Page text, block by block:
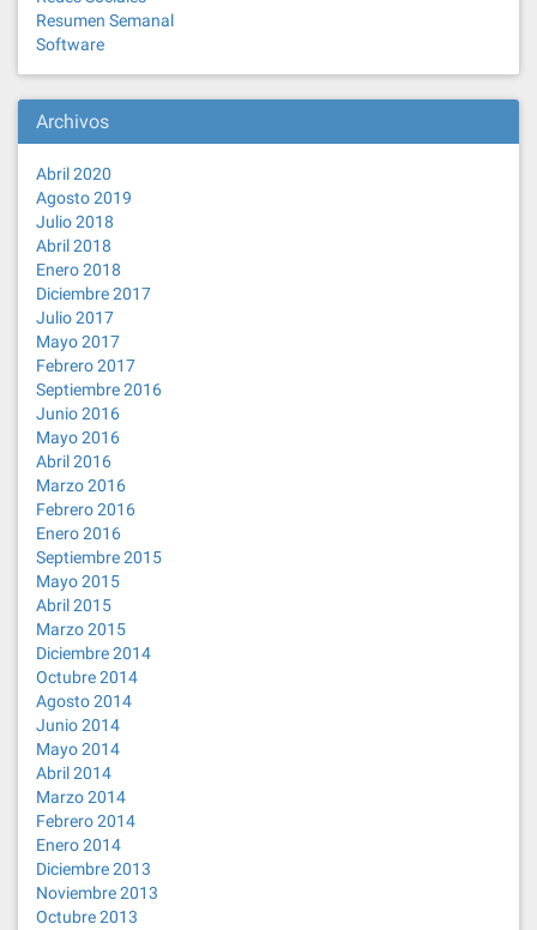
Resumen Semanal
Software
Archivos
Abril 2020
Agosto 2019
Julio 2018
Abril 2018
Enero 2018
Diciembre 2017
Julio 2017
Mayo 2017
Febrero 2017
Septiembre 2016
Junio 2016
Mayo 2016
Abril 2016
Marzo 2016
Febrero 2016
Enero 2016
Septiembre 2015
Mayo 2015
Abril 2015
Marzo 2015
Diciembre 2014
Octubre 2014
Agosto 2014
Junio 2014
Mayo 2014
Abril 2014
Marzo 2014
Febrero 2014
Enero 2014
Diciembre 2013
Noviembre 2013
Octubre 2013